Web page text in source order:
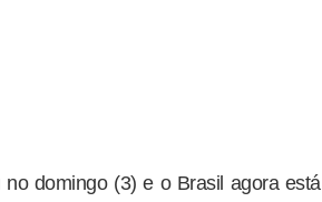
domingo (3) e o Brasil agora está